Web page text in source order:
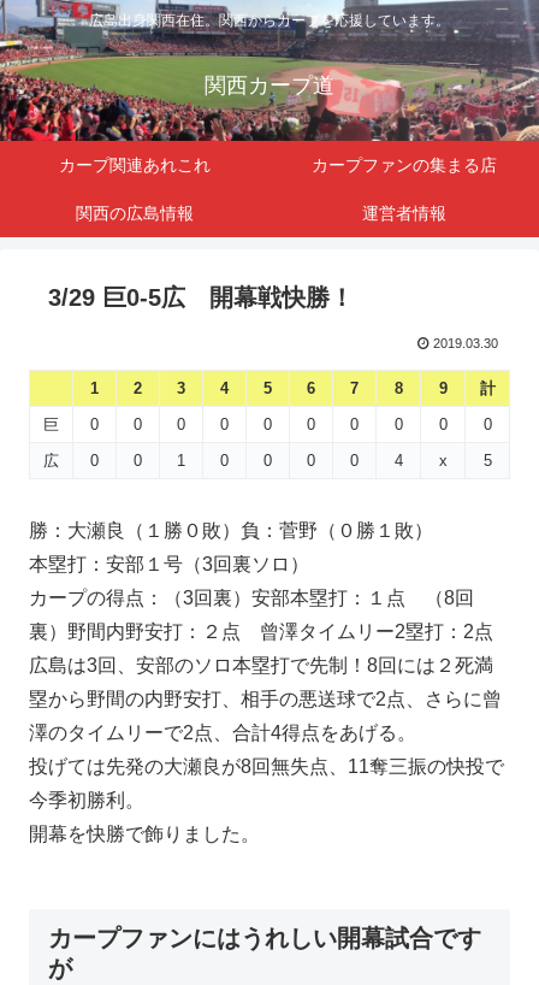
広島出身関西在住。関西からカープを応援しています。
関西カープ道
カープ関連あれこれ カープファンの集まる店
関西の広島情報 運営者情報
3/29 巨0-5広 開幕戦快勝！
2019.03.30
1 2 3 4 5 6 7 8 9
計
巨
0 0 0 0 0 0 0 0 0
0
広
0 0 1 0 0 0 0 4 x 5
勝：大瀬良（１勝０敗）負：菅野（０勝１敗）
本塁打：安部１号（3回裏ソロ）
カープの得点：（3回裏）安部本塁打：１点 （8回
裏）野間内野安打：２点 曾澤タイムリー2塁打：2点
広島は3回、安部のソロ本塁打で先制！8回には２死満
塁から野間の内野安打、相手の悪送球で2点、さらに曾
澤のタイムリーで2点、合計4得点をあげる。
投げては先発の大瀬良が8回無失点、11奪三振の快投で
今季初勝利。
開幕を快勝で飾りました。
カープファンにはうれしい開幕試合です
が